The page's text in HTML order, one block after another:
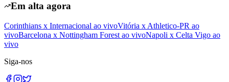
Em alta agora
Corinthians x Internacional ao vivoVitória x Athletico-PR ao
vivoBarcelona x Nottingham Forest ao vivoNapoli x Celta Vigo ao
vivo
Siga-nos